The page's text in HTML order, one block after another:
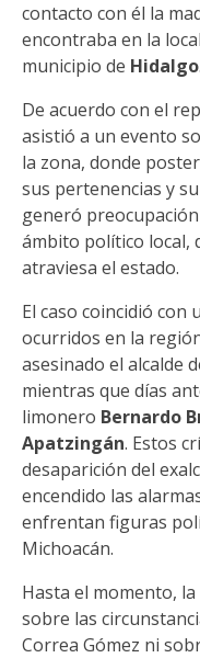
contacto con él la
encontraba en la
municipio de Hidalgo.
De acuerdo con el
asistió a un evento
la zona, donde
sus pertenencias y
generó
ámbito político local,
atraviesa el estado.
El caso coincidió con
ocurridos en la
asesinado el alcalde
mientras que días
limonero Bernardo
Apatzingán. Estos
desaparición del
encendido las
enfrentan figuras
Michoacán.
Hasta el momento,
sobre las
Correa Gómez ni